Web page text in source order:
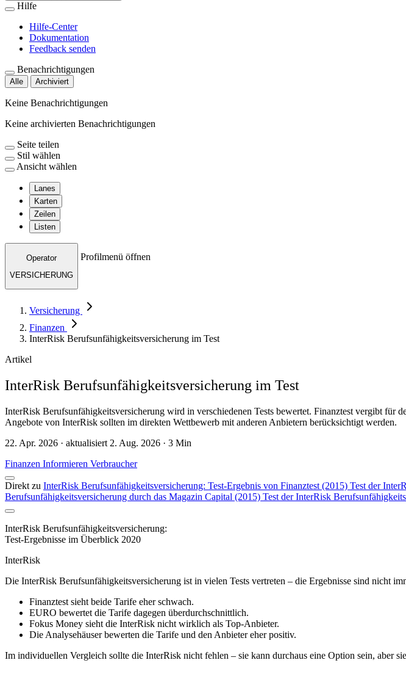
Hilfe
Hilfe-Center
Dokumentation
Feedback senden
Benachrichtigungen
Alle Archiviert
Keine Benachrichtigungen
Keine archivierten Benachrichtigungen
Seite teilen
Stil wählen
Ansicht wählen
Lanes
Karten
Zeilen
Listen
Operator
VERSICHERUNG
Profilmenü öffnen
Versicherung
Finanzen
InterRisk Berufsunfähigkeitsversicherung im Test
Artikel
InterRisk Berufsunfähigkeitsversicherung im Test
InterRisk Berufsunfähigkeitsversicherung wird in verschiedenen Tests bewertet. Finanztest vergibt
Angebote von InterRisk sollten im direkten Wettbewerb mit anderen Anbietern berücksichtigt werden.
22. Apr. 2026 · aktualisiert 2. Aug. 2026 · 3 Min
Finanzen Informieren Verbraucher
Direkt zu InterRisk Berufsunfähigkeitsversicherung: Test-Ergebnis von Finanztest (2015) Test der
Berufsunfähigkeits­versicherung durch das Magazin Capital (2015) Test der InterRisk
InterRisk Berufsunfähigkeitsversicherung:
Test-Ergebnisse im Überblick 2020
InterRisk
Die InterRisk Berufsunfähigkeitsversicherung ist in vielen Tests vertreten – die Ergebnisse sind nicht
Finanztest sieht beide Tarife eher schwach.
EURO bewertet die Tarife dagegen überdurchschnittlich.
Fokus Money sieht die InterRisk nicht wirklich als Top-Anbieter.
Die Analysehäuser bewerten die Tarife und den Anbieter eher positiv.
Im individuellen Vergleich sollte die InterRisk nicht fehlen – sie kann durchaus eine Option sein, aber